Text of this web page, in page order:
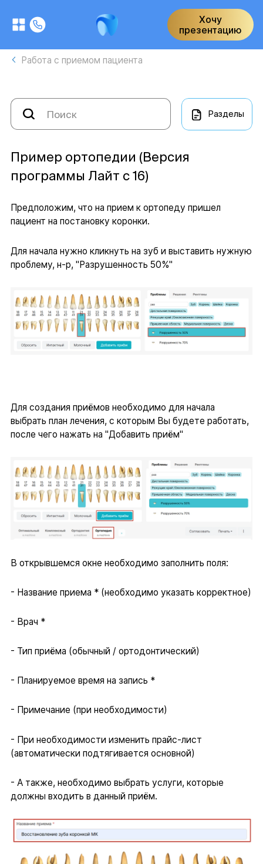
Хочу
презентацию
Работа с приемом пациента
Разделы
Пример ортопедии (Версия
программы Лайт с 16)
Предположим, что на прием к ортопеду пришел
пациент на постановку коронки.
Для начала нужно кликнуть на зуб и выставить нужную
проблему, н-р, "Разрушенность 50%"
Для создания приёмов необходимо для начала
выбрать план лечения, с которым Вы будете работать,
после чего нажать на "Добавить приём"
В открывшемся окне необходимо заполнить поля:
- Название приема * (необходимо указать корректное)
- Врач *
- Тип приёма (обычный / ортодонтический)
- Планируемое время на запись *
- Примечание (при необходимости)
- При необходимости изменить прайс-лист
(автоматически подтягивается основной)
- А также, необходимо выбрать услуги, которые
должны входить в данный приём.